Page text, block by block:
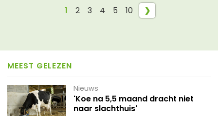
1 2 3 4 5 10 ❯
MEEST GELEZEN
Nieuws
'Koe na 5,5 maand dracht niet
naar slachthuis'